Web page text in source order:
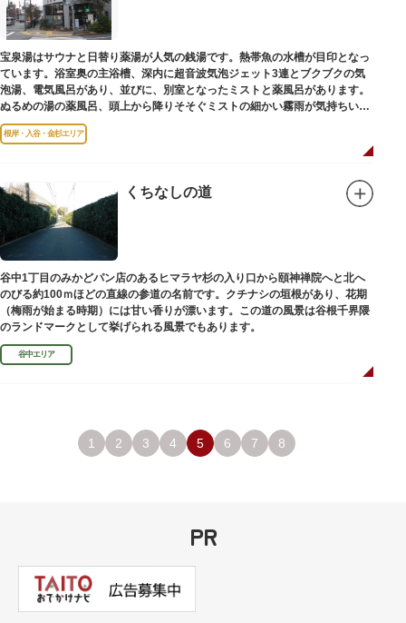
宝泉湯はサウナと日替り薬湯が人気の銭湯です。熱帯魚の水槽が目印となっ
ています。浴室奥の主浴槽、深内に超音波気泡ジェット3連とブクブクの気
泡湯、電気風呂があり、並びに、別室となったミストと薬風呂があります。
ぬるめの湯の薬風呂、頭上から降りそそぐミストの細かい霧雨が気持ちいい
と評判です。
根岸・入谷・金杉エリア
くちなしの道
谷中1丁目のみかどパン店のあるヒマラヤ杉の入り口から頤神禅院へと北へ
のびる約100ｍほどの直線の参道の名前です。クチナシの垣根があり、花期
（梅雨が始まる時期）には甘い香りが漂います。この道の風景は谷根千界隈
のランドマークとして挙げられる風景でもあります。
谷中エリア
1 2 3 4 5 6 7 8
PR